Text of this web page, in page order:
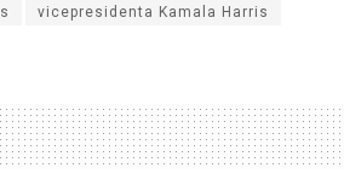
vicepresidenta Kamala Harris